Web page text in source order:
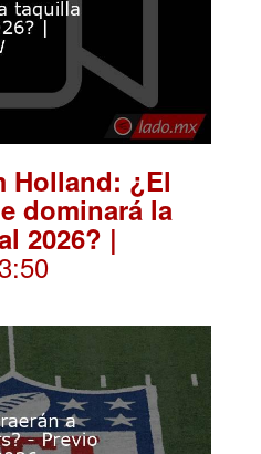
Holland: ¿El
dominará la
2026? |